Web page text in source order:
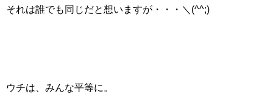
それは誰でも同じだと想いますが・・・＼(^^;)
ウチは、みんな平等に。